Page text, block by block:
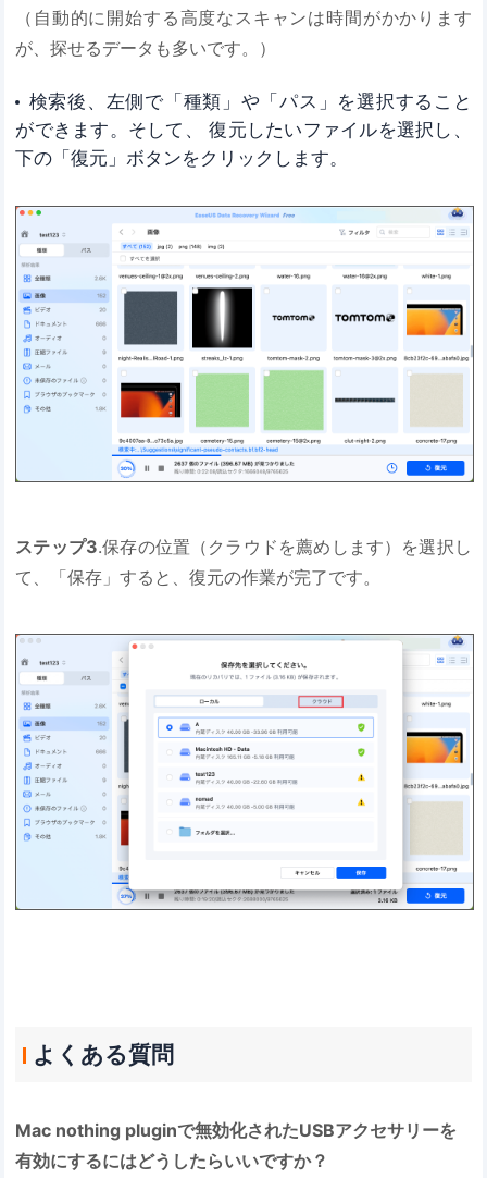
（自動的に開始する高度なスキャンは時間がかかります
が、探せるデータも多いです。）
検索後、左側で「種類」や「パス」を選択すること
ができます。そして、 復元したいファイルを選択し、
下の「復元」ボタンをクリックします。
ステップ3.保存の位置（クラウドを薦めします）を選択し
て、「保存」すると、復元の作業が完了です。
よくある質問
Mac nothing pluginで無効化されたUSBアクセサリーを
有効にするにはどうしたらいいですか？